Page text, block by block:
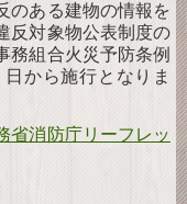
のある建物の情報を
反対象物公表制度の
務組合火災予防条例
から施行となりま
省消防庁リーフレッ